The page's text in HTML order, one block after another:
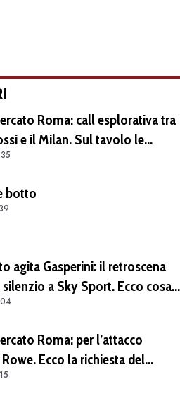
Roma: call esplorativa tra
e il Milan. Sul tavolo le
di Leao e Soulé
botto
agita Gasperini: il retroscena
a Sky Sport. Ecco cosa
dal meeting con la proprietà
Roma: per l’attacco
Ecco la richiesta del